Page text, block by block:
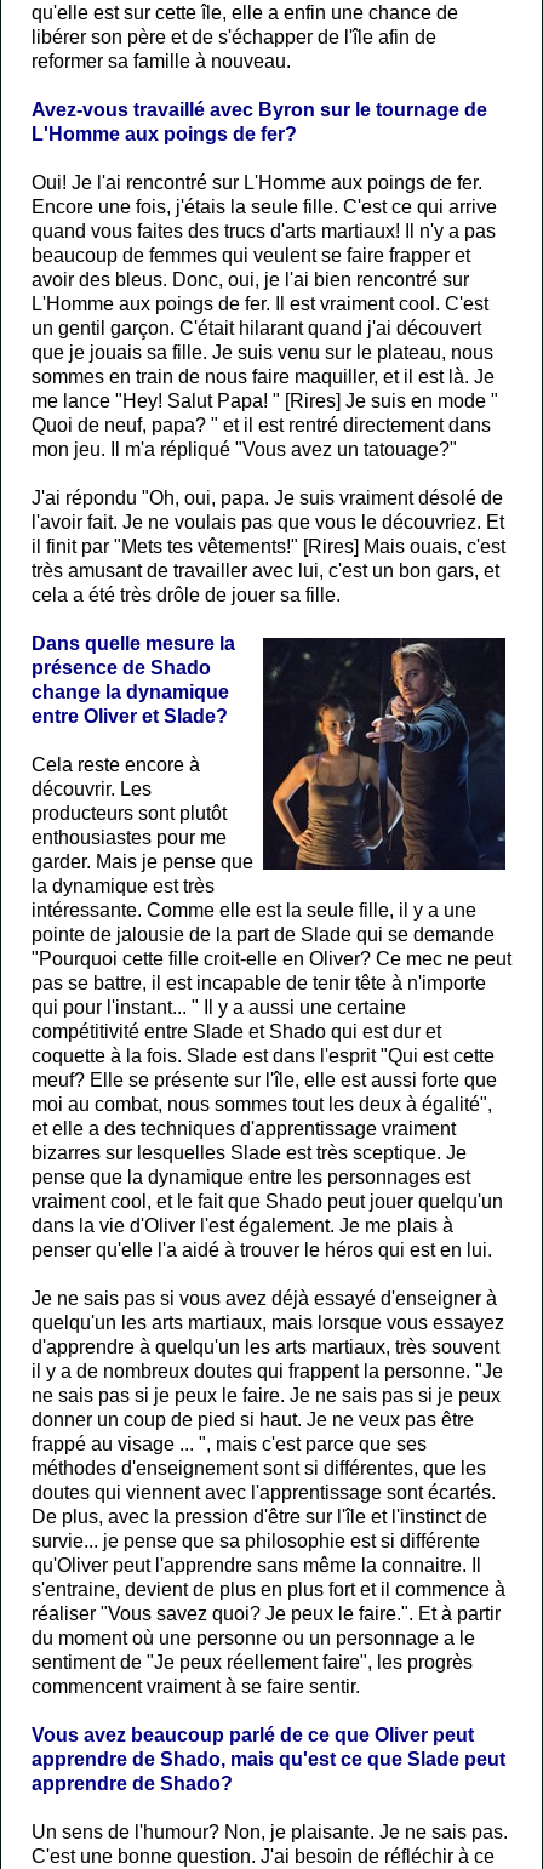
qu'elle est sur cette île, elle a enfin une chance de
libérer son père et de s'échapper de l'île afin de
reformer sa famille à nouveau.
Avez-vous travaillé avec Byron sur le tournage de
L'Homme aux poings de fer?
Oui! Je l'ai rencontré sur L'Homme aux poings de fer.
Encore une fois, j'étais la seule fille. C'est ce qui arrive
quand vous faites des trucs d'arts martiaux! Il n'y a pas
beaucoup de femmes qui veulent se faire frapper et
avoir des bleus. Donc, oui, je l'ai bien rencontré sur
L'Homme aux poings de fer. Il est vraiment cool. C'est
un gentil garçon. C'était hilarant quand j'ai découvert
que je jouais sa fille. Je suis venu sur le plateau, nous
sommes en train de nous faire maquiller, et il est là. Je
me lance "Hey! Salut Papa! " [Rires] Je suis en mode "
Quoi de neuf, papa? " et il est rentré directement dans
mon jeu. Il m'a répliqué "Vous avez un tatouage?"
J'ai répondu "Oh, oui, papa. Je suis vraiment désolé de
l'avoir fait. Je ne voulais pas que vous le découvriez. Et
il finit par "Mets tes vêtements!" [Rires] Mais ouais, c'est
très amusant de travailler avec lui, c'est un bon gars, et
cela a été très drôle de jouer sa fille.
Dans quelle mesure la
présence de Shado
change la dynamique
entre Oliver et Slade?
Cela reste encore à
découvrir. Les
producteurs sont plutôt
enthousiastes pour me
garder. Mais je pense que
la dynamique est très
intéressante. Comme elle est la seule fille, il y a une
pointe de jalousie de la part de Slade qui se demande
"Pourquoi cette fille croit-elle en Oliver? Ce mec ne peut
pas se battre, il est incapable de tenir tête à n'importe
qui pour l'instant... " Il y a aussi une certaine
compétitivité entre Slade et Shado qui est dur et
coquette à la fois. Slade est dans l'esprit "Qui est cette
meuf? Elle se présente sur l'île, elle est aussi forte que
moi au combat, nous sommes tout les deux à égalité",
et elle a des techniques d'apprentissage vraiment
bizarres sur lesquelles Slade est très sceptique. Je
pense que la dynamique entre les personnages est
vraiment cool, et le fait que Shado peut jouer quelqu'un
dans la vie d'Oliver l'est également. Je me plais à
penser qu'elle l'a aidé à trouver le héros qui est en lui.
Je ne sais pas si vous avez déjà essayé d'enseigner à
quelqu'un les arts martiaux, mais lorsque vous essayez
d'apprendre à quelqu'un les arts martiaux, très souvent
il y a de nombreux doutes qui frappent la personne. "Je
ne sais pas si je peux le faire. Je ne sais pas si je peux
donner un coup de pied si haut. Je ne veux pas être
frappé au visage ... ", mais c'est parce que ses
méthodes d'enseignement sont si différentes, que les
doutes qui viennent avec l'apprentissage sont écartés.
De plus, avec la pression d'être sur l'île et l'instinct de
survie... je pense que sa philosophie est si différente
qu'Oliver peut l'apprendre sans même la connaitre. Il
s'entraine, devient de plus en plus fort et il commence à
réaliser "Vous savez quoi? Je peux le faire.". Et à partir
du moment où une personne ou un personnage a le
sentiment de "Je peux réellement faire", les progrès
commencent vraiment à se faire sentir.
Vous avez beaucoup parlé de ce que Oliver peut
apprendre de Shado, mais qu'est ce que Slade peut
apprendre de Shado?
Un sens de l'humour? Non, je plaisante. Je ne sais pas.
C'est une bonne question. J'ai besoin de réfléchir à ce